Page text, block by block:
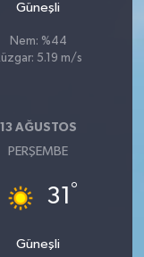
Güneşli
Nem: %44
5.19 m/s
13 AĞUSTOS
PERŞEMBE
31 °
Güneşli